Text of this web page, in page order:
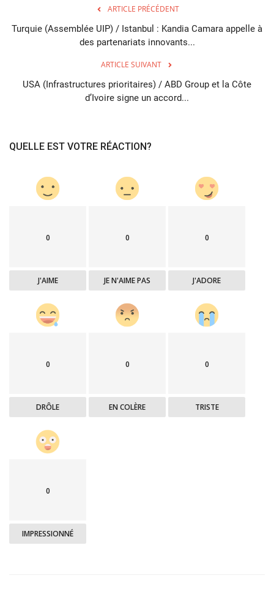
ARTICLE PRÉCÉDENT
Turquie (Assemblée UIP) / Istanbul : Kandia Camara appelle à
des partenariats innovants...
ARTICLE SUIVANT
USA (Infrastructures prioritaires) / ABD Group et la Côte
d’Ivoire signe un accord...
QUELLE EST VOTRE RÉACTION?
0
J'AIME
0
JE N'AIME PAS
0
J'ADORE
0
DRÔLE
0
EN COLÈRE
0
TRISTE
0
IMPRESSIONNÉ